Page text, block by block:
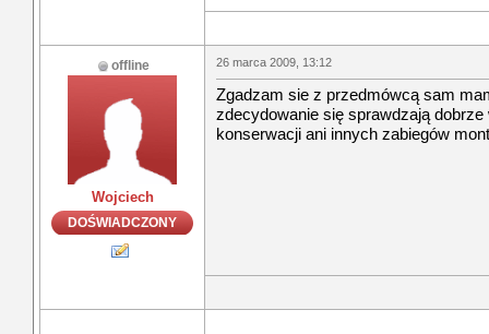
offline
Wojciech
DOŚWIADCZONY
26 marca 2009, 13:12
Zgadzam sie z przedmówcą sam
zdecydowanie się sprawdzają
konserwacji ani innych zabiegów